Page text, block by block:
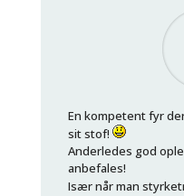
En kompetent fyr
sit stof!
Anderledes god
anbefales!
Især når man